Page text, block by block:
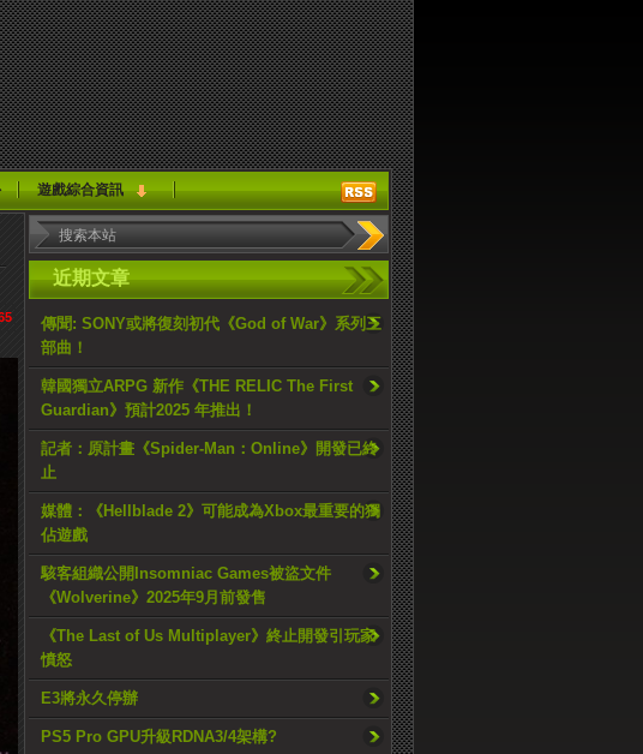
遊戲綜合資訊
近期文章
傳聞: SONY或將復刻初代《God of War》系列三
部曲！
韓國獨立ARPG 新作《THE RELIC The First
Guardian》預計2025 年推出！
記者：原計畫《Spider-Man：Online》開發已終
止
媒體：《Hellblade 2》可能成為Xbox最重要的獨
佔遊戲
駭客組織公開Insomniac Games被盜文件
《Wolverine》2025年9月前發售
《The Last of Us Multiplayer》終止開發引玩家
憤怒
E3將永久停辦
PS5 Pro GPU升級RDNA3/4架構?